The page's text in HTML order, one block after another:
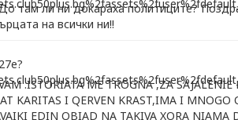
там ли ни докараха политиците?
на всички ни!!
.ISTORIATA ME TROGNA ,ZA
KARITAS I QERVEN KRAST,IMA I
EDIN OBIAD NA TAKIVA XORA NIAMA